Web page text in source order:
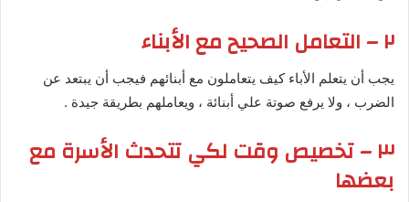
٢ – التعامل الصحيح مع الأبناء
يجب أن يتعلم الأباء كيف يتعاملون مع أبنائهم فيجب أن يبتعد عن
الضرب ، ولا يرفع صوتة علي أبنائة ، ويعاملهم بطريقة جيدة .
٣ – تخصيص وقت لكي تتحدث الأسرة مع
بعضها